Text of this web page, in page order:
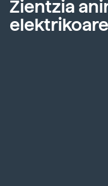
Zientzia